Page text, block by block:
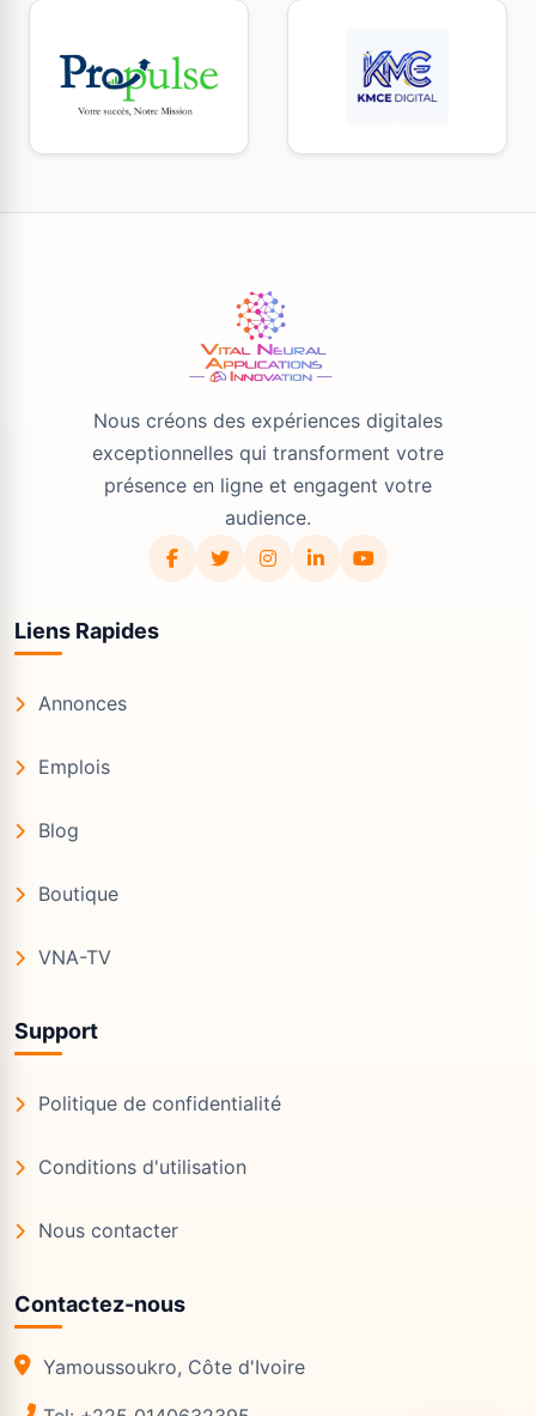
Nous créons des expériences digitales
exceptionnelles qui transforment votre
présence en ligne et engagent votre
audience.
Liens Rapides
Annonces
Emplois
Blog
Boutique
VNA-TV
Support
Politique de confidentialité
Conditions d'utilisation
Nous contacter
Contactez-nous
Yamoussoukro, Côte d'Ivoire